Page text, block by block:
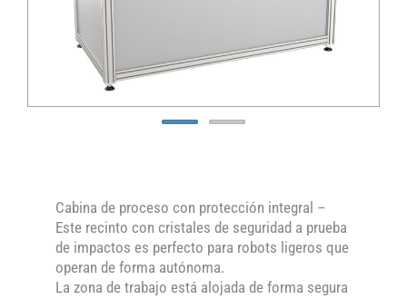
Cabina de proceso con protección integral –
Este recinto con cristales de seguridad a prueba
de impactos es perfecto para robots ligeros que
operan de forma autónoma.
La zona de trabajo está alojada de forma segura